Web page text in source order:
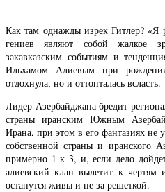
Как там однажды изрек Гитлер?
гениев являют собой жалкое
закавказским событиям и
Ильхамом Алиевым при
отдохнула, но и оттопталась всласть.
Лидер Азербайджана бредит
страны иранским Южным
Ирана, при этом в его фантазиях не
собственной страны и иранского
примерно 1 к 3, и, если дело
алиевский клан вылетит к
останутся живы и не за решеткой.